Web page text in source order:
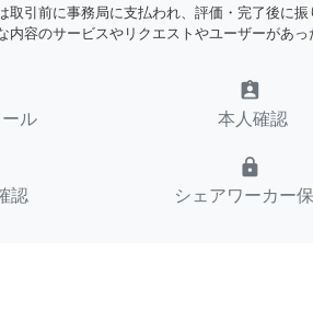
取引前に事務局に支払われ、評価・完了後に
内容のサービスやリクエストやユーザーがあっ
ル
assignment_ind
本人確認
認
lock
シェアワーカー